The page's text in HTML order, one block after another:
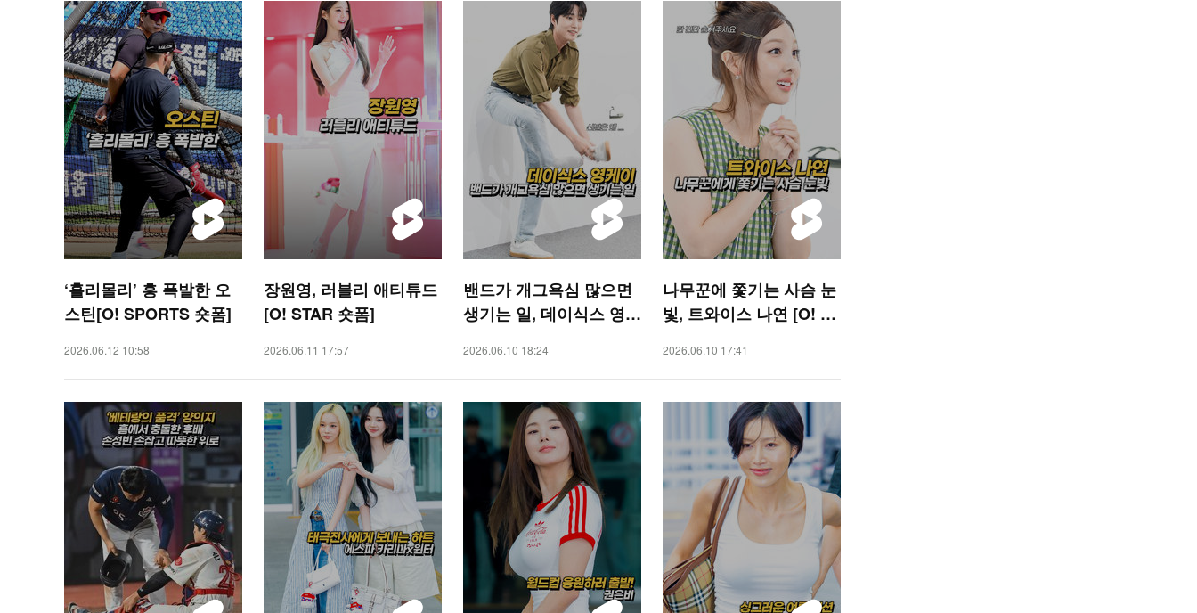
‘홀리몰리’ 흥 폭발한 오
스틴[O! SPORTS 숏폼]
2026.06.12 10:58
장원영, 러블리 애티튜드
[O! STAR 숏폼]
2026.06.11 17:57
밴드가 개그욕심 많으면
생기는 일, 데이식스 영케
2026.06.10 18:24
나무꾼에 쫓기는 사슴 눈
빛, 트와이스 나연 [O! ST
2026.06.10 17:41